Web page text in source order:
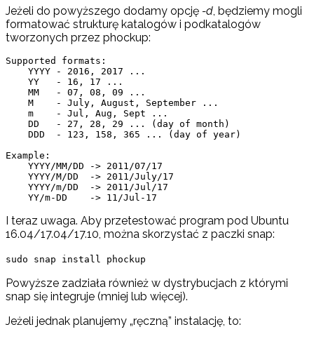
Jeżeli do powyższego dodamy opcję -d, będziemy mogli
formatować strukturę katalogów i podkatalogów
tworzonych przez phockup:
Supported formats:
    YYYY - 2016, 2017 ...
    YY   - 16, 17 ...
    MM   - 07, 08, 09 ...
    M    - July, August, September ...
    m    - Jul, Aug, Sept ...
    DD   - 27, 28, 29 ... (day of month)
    DDD  - 123, 158, 365 ... (day of year)
Example:
    YYYY/MM/DD -> 2011/07/17
    YYYY/M/DD  -> 2011/July/17
    YYYY/m/DD  -> 2011/Jul/17
I teraz uwaga. Aby przetestować program pod Ubuntu
16.04/17.04/17.10, można skorzystać z paczki snap:
sudo snap install phockup
Powyższe zadziała również w dystrybucjach z którymi
snap się integruje (mniej lub więcej).
Jeżeli jednak planujemy „ręczną” instalację, to: